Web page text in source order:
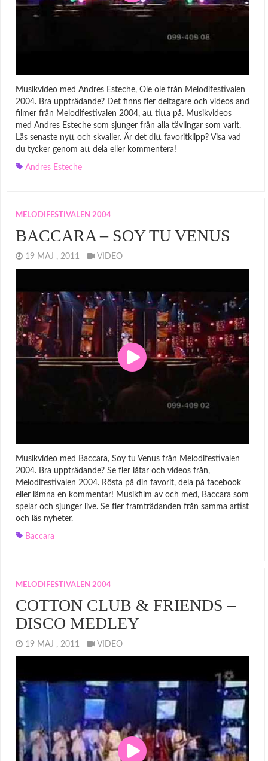
Musikvideo med Andres Esteche, Ole ole från Melodifestivalen
2004. Bra uppträdande? Det finns fler deltagare och videos and
filmer från Melodifestivalen 2004, att titta på. Musikvideos
med Andres Esteche som sjunger från alla tävlingar som varit.
Läs senaste nytt och skvaller. Är det ditt favoritklipp? Visa vad
du tycker genom att dela eller kommentera!
Andres Esteche
MELODIFESTIVALEN 2004
BACCARA – SOY TU VENUS
19 MAJ , 2011 VIDEO
Musikvideo med Baccara, Soy tu Venus från Melodifestivalen
2004. Bra uppträdande? Se fler låtar och videos från,
Melodifestivalen 2004. Rösta på din favorit, dela på facebook
eller lämna en kommentar! Musikfilm av och med, Baccara som
spelar och sjunger live. Se fler framträdanden från samma artist
och läs nyheter.
Baccara
MELODIFESTIVALEN 2004
COTTON CLUB & FRIENDS –
DISCO MEDLEY
19 MAJ , 2011 VIDEO